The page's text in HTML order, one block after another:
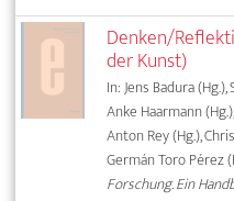
Denken/
der Kunst)
In: Jens Badura
Anke Haarmann
Anton Rey (Hg.),
Germán Toro Pérez
Forschung. Ein